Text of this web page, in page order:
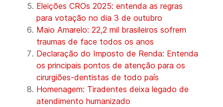
Eleições CROs 2025: entenda as regras
para votação no dia 3 de outubro
Maio Amarelo: 22,2 mil brasileiros sofrem
traumas de face todos os anos
Declaração do Imposto de Renda: Entenda
os principais pontos de atenção para os
cirurgiões-dentistas de todo país
Homenagem: Tiradentes deixa legado de
atendimento humanizado